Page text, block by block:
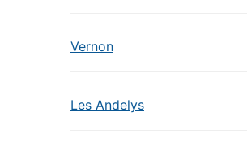
Vernon
Les Andelys